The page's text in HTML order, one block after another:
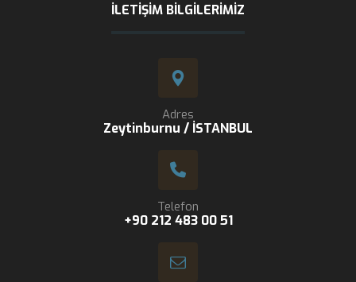
İLETIŞIM BILGILERIMIZ
Adres
Zeytinburnu / İSTANBUL
Telefon
+90 212 483 00 51